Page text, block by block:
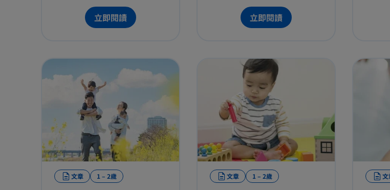
立即閱讀 立即閱讀
更多
合寶
要的
文章 1 – 2歲 文章 1 – 2歲 文